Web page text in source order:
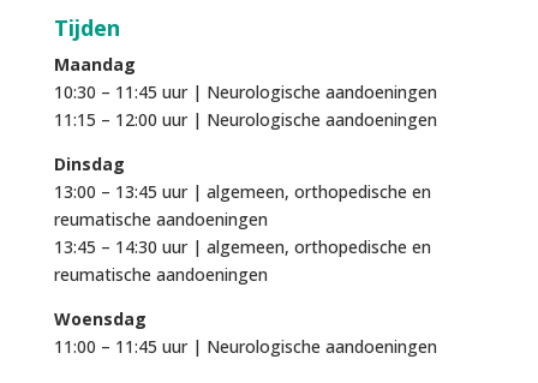
Tijden
Maandag
10:30 – 11:45 uur | Neurologische aandoeningen
11:15 – 12:00 uur | Neurologische aandoeningen
Dinsdag
13:00 – 13:45 uur | algemeen, orthopedische en
reumatische aandoeningen
13:45 – 14:30 uur | algemeen, orthopedische en
reumatische aandoeningen
Woensdag
11:00 – 11:45 uur | Neurologische aandoeningen